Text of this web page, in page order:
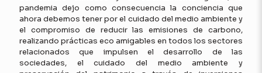
pandemia dejo como consecuencia la conciencia que
ahora debemos tener por el cuidado del medio ambiente y
el compromiso de reducir las emisiones de carbono,
realizando prácticas eco amigables en todos los sectores
relacionados que impulsen el desarrollo de las
sociedades, el cuidado del medio ambiente y